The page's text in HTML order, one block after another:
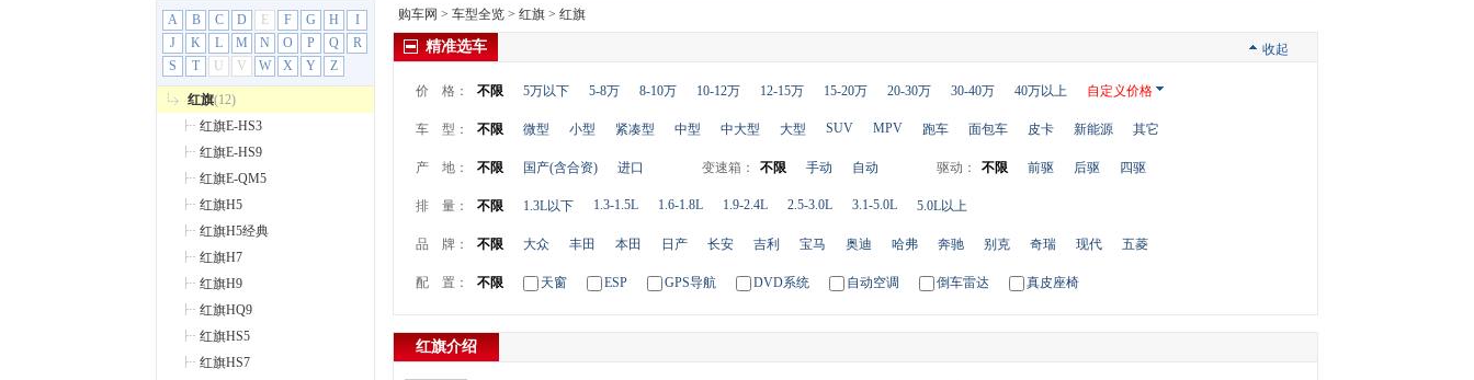
A B C D E F G H
I
J
K L M N O P Q
R
S
T U V W X Y Z
合创 (1)
恒天汽车(3)
红旗(12)
红旗(12)
红旗E-HS3
红旗E-HS9
红旗E-QM5
红旗H5
红旗H5经典
红旗H7
红旗H9
红旗HQ9
红旗HS5
红旗HS7
购车网 > 车型全览 > 红旗 > 红旗
精准选车 收起
价 格： 不限 5万以下 5-8万 8-10万 10-12万 12-15万 15-20万 20-30万 30-40万 40万以上 自定义价格
车 型： 不限 微型 小型 紧凑型 中型 中大型 大型 SUV MPV 跑车 面包车 皮卡 新能源 其它
产 地： 不限 国产(含合资) 进口 变速箱： 不限 手动 自动 驱动： 不限 前驱 后驱 四驱
排 量： 不限 1.3L以下 1.3-1.5L 1.6-1.8L 1.9-2.4L 2.5-3.0L 3.1-5.0L 5.0L以上
品 牌： 不限 大众 丰田 本田 日产 长安 吉利 宝马 奥迪 哈弗 奔驰 别克 奇瑞 现代 五菱
配 置： 不限 天窗 ESP GPS导航 DVD系统 自动空调 倒车雷达 真皮座椅
红旗介绍